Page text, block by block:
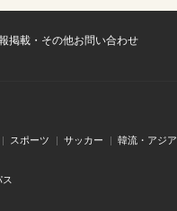
掲載・その他お問い合わせ
スポーツ サッカー 韓流・アジア